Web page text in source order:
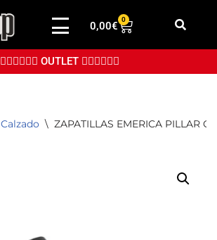
0,00€
0
👉🏼👉🏼👉🏼 OUTLET 👈🏼👈🏼👈🏼
Calzado \ ZAPATILLAS EMERICA PILLAR